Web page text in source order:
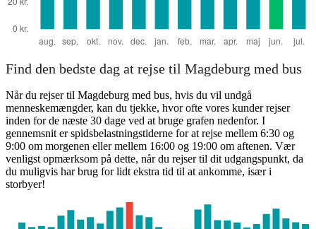
Find den bedste dag at rejse til Magdeburg med bus
Når du rejser til Magdeburg med bus, hvis du vil undgå
menneskemængder, kan du tjekke, hvor ofte vores kunder rejser
inden for de næste 30 dage ved at bruge grafen nedenfor. I
gennemsnit er spidsbelastningstiderne for at rejse mellem 6:30 og
9:00 om morgenen eller mellem 16:00 og 19:00 om aftenen. Vær
venligst opmærksom på dette, når du rejser til dit udgangspunkt, da
du muligvis har brug for lidt ekstra tid til at ankomme, især i
storbyer!